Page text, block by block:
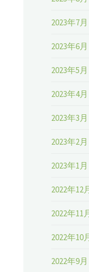
2023年7月
2023年6月
2023年5月
2023年4月
2023年3月
2023年2月
2023年1月
2022年12
2022年11
2022年10
2022年9月